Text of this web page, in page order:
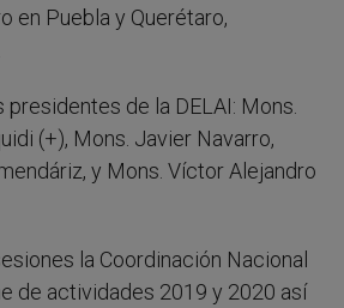
en Puebla y Querétaro,
de la DELAI: Mons.
(+), Mons. Javier Navarro,
y Mons. Víctor Alejandro
la Coordinación Nacional
de actividades 2019 y 2020 así